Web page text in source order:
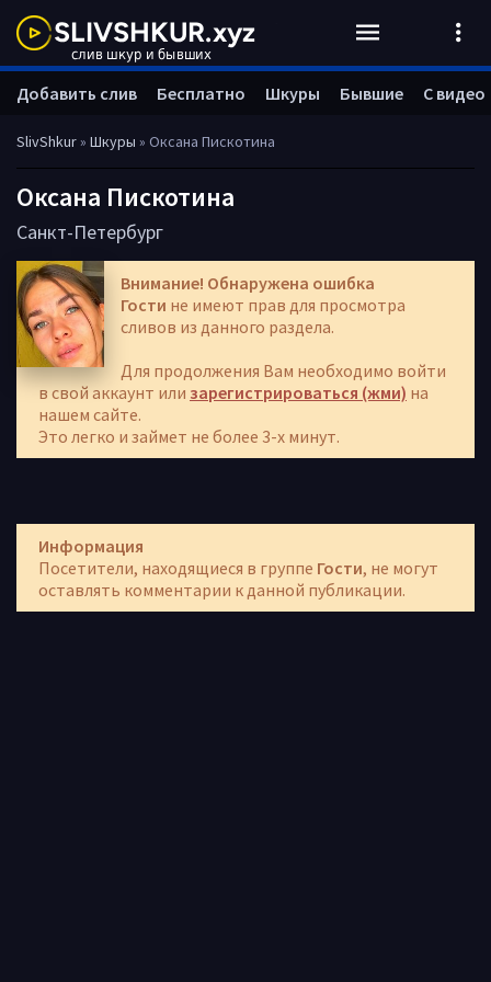
SlivShkur» Шкуры » Оксана Пискотина
Оксана Пискотина
Санкт-Петербург
Внимание! Обнаружена ошибка
Гости не имеют прав для просмотра
сливов из данного раздела.
Для продолжения Вам необходимо войти
в свой аккаунт или зарегистрироваться (жми) на
нашем сайте.
Это легко и займет не более 3-х минут.
Информация
Посетители, находящиеся в группе Гости, не могут
оставлять комментарии к данной публикации.
Добавить слив Бесплатно Шкуры Бывшие С видео